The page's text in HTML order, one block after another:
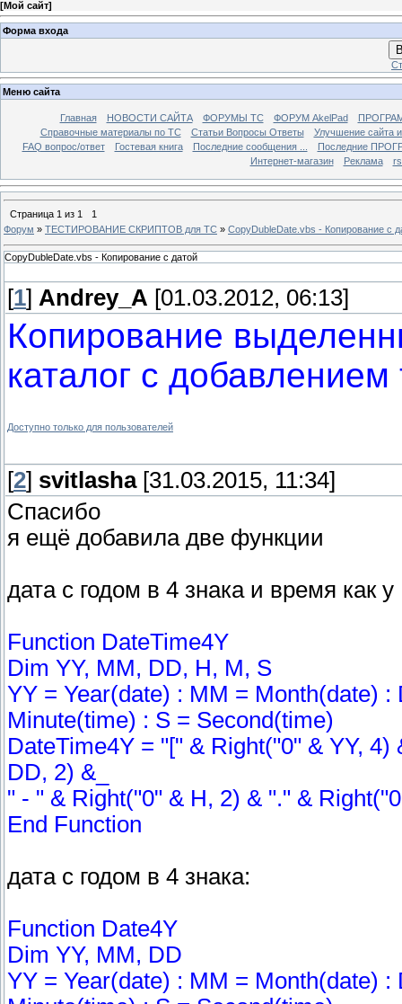
[Мой сайт]
Форма входа
Меню сайта
Главная НОВОСТИ САЙТА ФОРУМЫ TC ФОРУМ AkelPad
Справочные материалы по TС
Статьи Вопросы Ответы
Улучшение сайта
FAQ вопрос/ответ
Гостевая книга Последние сообщения ...
Последние
Интернет-магазин
Реклама
Страница 1 из 1
1
Форум » ТЕСТИРОВАНИЕ СКРИПТОВ для TC » CopyDubleDate.vbs - Копирование с
CopyDubleDate.vbs - Копирование с датой
[1] Andrey_A [01.03.2012, 06:13]
Копирование
каталог с
Доступно только для пользователей
[2] svitlasha[31.03.2015, 11:34]
Спасибо
я ещё добавила две функции
дата с годом в 4 знака и время как у
Function DateTime4Y
Dim YY, MM, DD, H, M, S
YY = Year(date) : MM = Month(date)
Minute(time) : S = Second(time)
DateTime4Y = "[" & Right("0" & YY,
DD, 2) &_
" - " & Right("0" & H, 2) & "." &
End Function
дата с годом в 4 знака:
Function Date4Y
Dim YY, MM, DD
YY = Year(date) : MM = Month(date)